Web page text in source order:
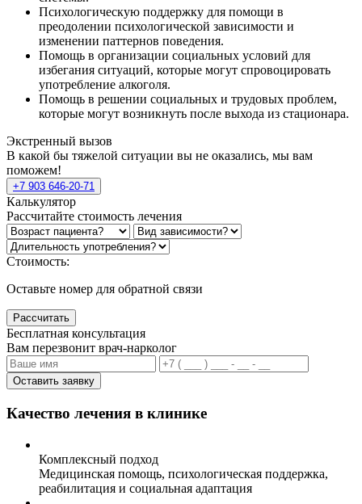
Психологическую поддержку для помощи в
преодолении психологической зависимости и
изменении паттернов поведения.
Помощь в организации социальных условий для
избегания ситуаций, которые могут спровоцировать
употребление алкоголя.
Помощь в решении социальных и трудовых проблем,
которые могут возникнуть после выхода из стационара.
Экстренный вызов
В какой бы тяжелой ситуации вы не оказались, мы вам
поможем!
+7 903 646-20-71
Калькулятор
Рассчитайте стоимость лечения
Стоимость:
Оставьте номер для обратной связи
Рассчитать
Бесплатная консультация
Вам перезвонит врач-нарколог
Оставить заявку
Качество лечения в клинике
Комплексный подход
Медицинская помощь, психологическая поддержка,
реабилитация и социальная адаптация